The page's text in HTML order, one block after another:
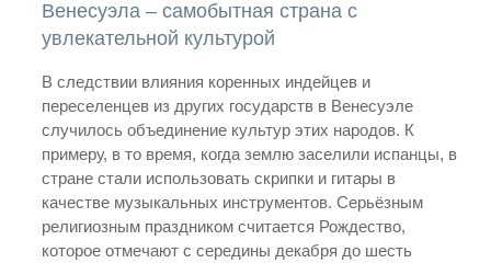
Венесуэла – самобытная страна с
увлекательной культурой
В следствии влияния коренных индейцев и
переселенцев из других государств в Венесуэле
случилось объединение культур этих народов. К
примеру, в то время, когда землю заселили испанцы, в
стране стали использовать скрипки и гитары в
качестве музыкальных инструментов. Серьёзным
религиозным праздником считается Рождество,
которое отмечают с середины декабря до шесть